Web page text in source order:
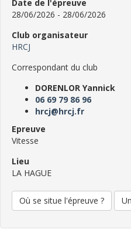
Date de l'épreuve
28/06/2026 - 28/06/2026
Club organisateur
HRCJ
Correspondant du club
DORENLOR Yannick
06 69 79 86 96
hrcj@hrcj.fr
Epreuve
Vitesse
Lieu
LA HAGUE
Où se situe l'épreuve ?